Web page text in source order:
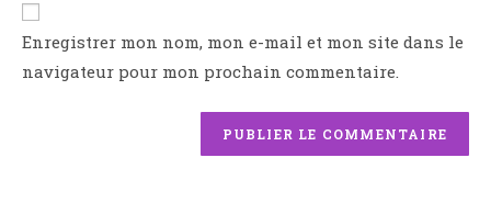
Enregistrer mon nom, mon e-mail et mon site dans le
navigateur pour mon prochain commentaire.